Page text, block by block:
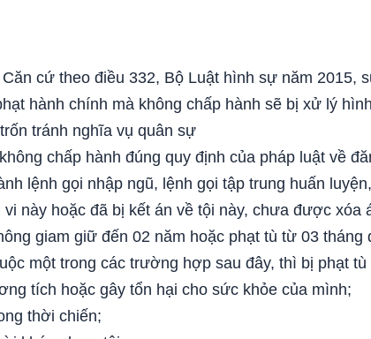
cứ theo điều 332, Bộ Luật hình sự năm 2015,
hành chính mà không chấp hành sẽ bị xử lý
tránh nghĩa vụ quân sự
chấp hành đúng quy định của pháp luật về
lệnh gọi nhập ngũ, lệnh gọi tập trung huấn
vi này hoặc đã bị kết án về tội này, chưa được xóa
giam giữ đến 02 năm hoặc phạt tù từ 03 tháng
một trong các trường hợp sau đây, thì bị phạt
tích hoặc gây tổn hại cho sức khỏe của mình;
thời chiến;